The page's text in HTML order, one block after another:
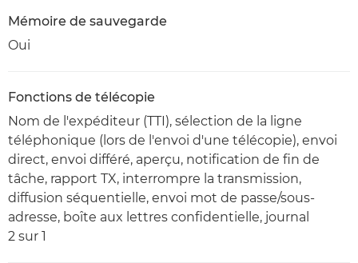
Mémoire de sauvegarde
Oui
Fonctions de télécopie
Nom de l'expéditeur (TTI), sélection de la ligne
téléphonique (lors de l'envoi d'une télécopie), envoi
direct, envoi différé, aperçu, notification de fin de
tâche, rapport TX, interrompre la transmission,
diffusion séquentielle, envoi mot de passe/sous-
adresse, boîte aux lettres confidentielle, journal
2 sur 1